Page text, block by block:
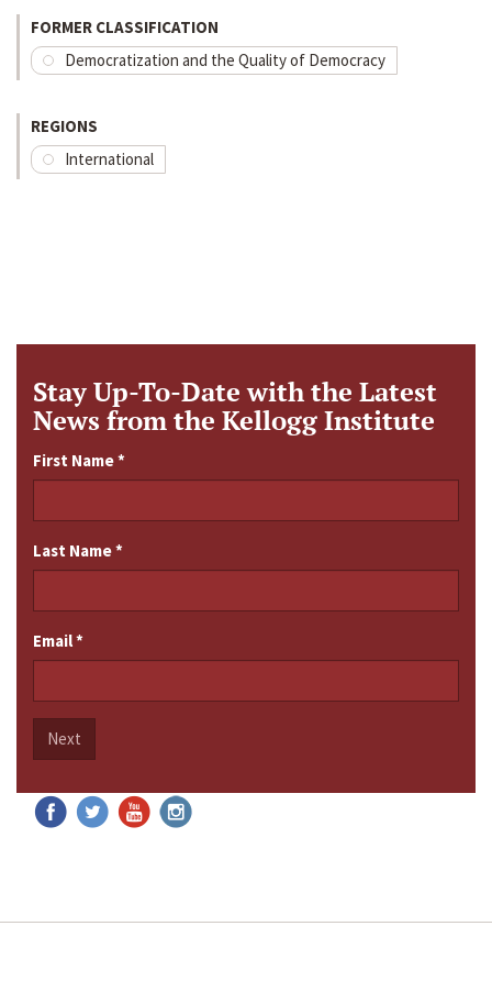
FORMER CLASSIFICATION
Democratization and the Quality of Democracy
REGIONS
International
Stay Up-To-Date with the Latest
News from the Kellogg Institute
First Name*
Last Name*
Email*
Next